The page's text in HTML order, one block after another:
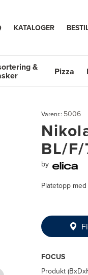
KATALOGER
& Pizza
Varenr.: 5006
BL/
by
Platetopp
FOCUS
Produkt